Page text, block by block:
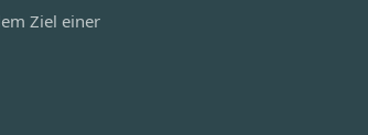
Ziel einer